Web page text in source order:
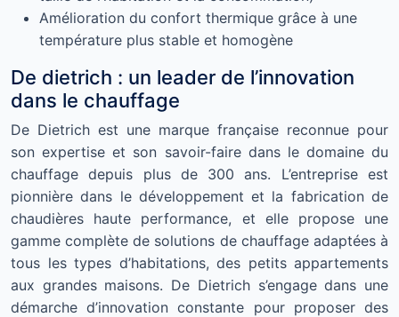
Amélioration du confort thermique grâce à une
température plus stable et homogène
De dietrich : un leader de l’innovation
dans le chauffage
De Dietrich est une marque française reconnue pour
son expertise et son savoir-faire dans le domaine du
chauffage depuis plus de 300 ans. L’entreprise est
pionnière dans le développement et la fabrication de
chaudières haute performance, et elle propose une
gamme complète de solutions de chauffage adaptées à
tous les types d’habitations, des petits appartements
aux grandes maisons. De Dietrich s’engage dans une
démarche d’innovation constante pour proposer des